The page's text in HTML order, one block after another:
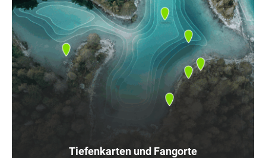
Tiefenkarten und Fangorte